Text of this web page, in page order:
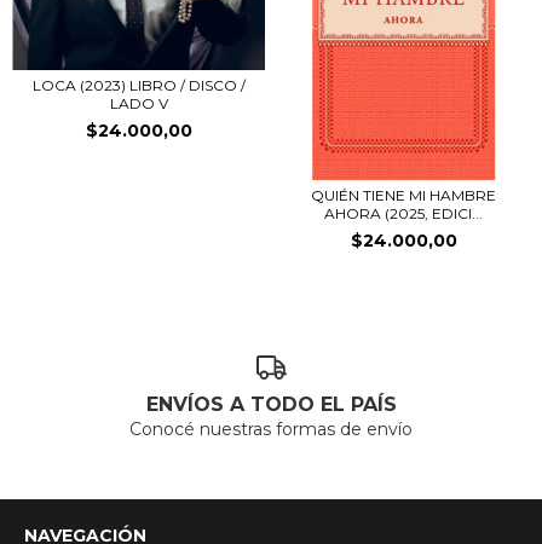
LOCA (2023) LIBRO / DISCO /
LADO V
$24.000,00
QUIÉN TIENE MI HAMBRE
AHORA (2025, EDICI...
$24.000,00
ENVÍOS A TODO EL PAÍS
Conocé nuestras formas de envío
NAVEGACIÓN